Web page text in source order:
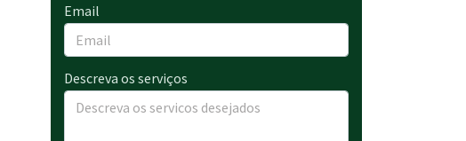
Email
Descreva os serviços